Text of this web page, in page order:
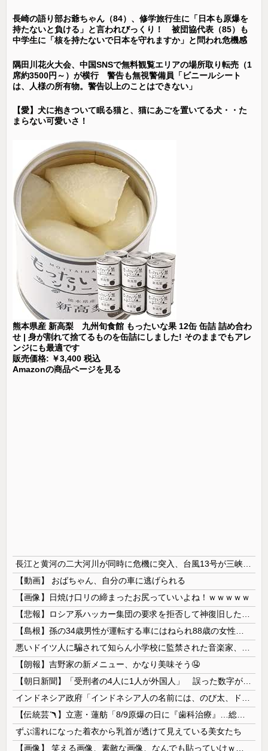
長崎の語り部お爺ちゃん（84）、修学旅行生に「日本も原爆を
持たないと負ける」と言われびっくり！ 被団協代表（85）も
中学生に「核を持たないで日本を守れますか」と問われ危機感
隅田川花火大会、中国SNSで無料観覧エリアの場所取り転売（1
席約3500円～）が横行 警告も無視警備員「ビニールシート
は、人様の所有物。警告以上のことはできない」
【愛】犬に抱きついて眠る猫と、猫にあごを置いてる犬・・た
まらない可愛いさ！
熊本県産 新高梨 九州旬食館 もったいな果 12缶 缶詰 詰め合わ
せ | 身が割れて捨てるものを缶詰にしました! そのままでもアレ
ンジにも最適です
販売価格: ￥3,400 税込
Amazonの商品ページを見る
【動画】 おばちゃん、自分の車に逃げられる
【画像】日焼け口リの締まったお尻っていいよね！ｗｗｗｗｗ
【朗報】吉野家の新メニュー、かなり美味そう🤤
ずぶ濡れになった着衣から乳首が透けて見えている美女たち